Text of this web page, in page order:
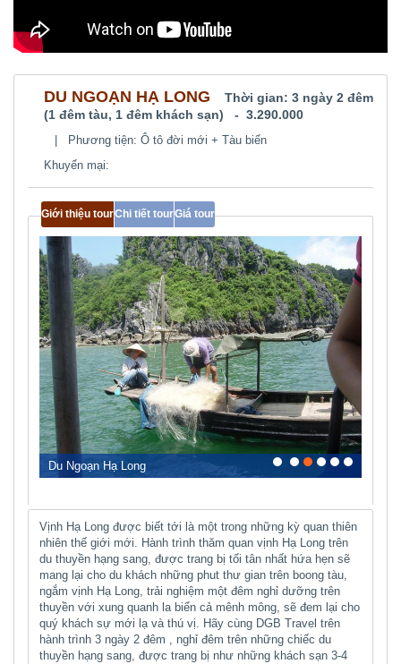
DU NGOẠN HẠ LONG Thời gian: 3 ngày 2 đêm
(1 đêm tàu, 1 đêm khách sạn) - 3.290.000
Phương tiện: Ô tô đời mới + Tàu biển
Khuyến mại:
Giới thiệu tourChi tiết tourGiá tour
Du Ngoạn Hạ Long 1 2 3 4
Vịnh Hạ Long được biết tới là một trong những kỳ quan thiên
nhiên thế giới mới. Hành trình thăm quan vịnh Hạ Long trên
du thuyền hạng sang, được trang bị tối tân nhất hứa hẹn sẽ
mang lại cho du khách những phut thư gian trên boong tàu,
ngắm vịnh Hạ Long, trải nghiệm một đêm nghỉ dưỡng trên
thuyền với xung quanh la biển cả mênh mông, sẽ đem lại cho
quý khách sự mới lạ và thú vị. Hãy cùng DGB Travel trên
hành trình 3 ngày 2 đêm , nghỉ đêm trên những chiếc du
thuyền hạng sang, được trang bị như những khách sạn 3-4